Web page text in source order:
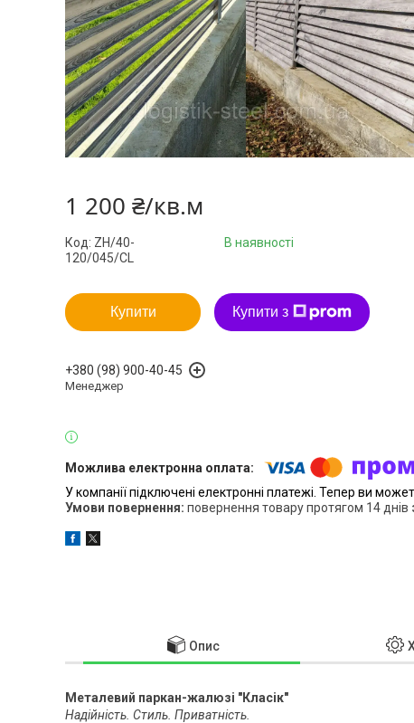
1 200 ₴/кв.м
В наявності
Код: ZH/40-
120/045/CL
Купити Купити з
+380 (98) 900-40-45
Менеджер
У компанії підключені електронні платежі. Тепер ви
повернення товару протягом 14 днів
Опис
Металевий паркан-жалюзі "Класік"
Надійність. Стиль. Приватність.